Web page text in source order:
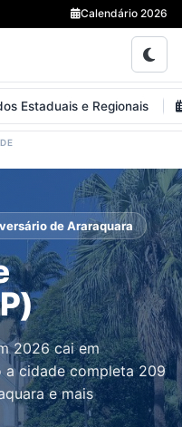
Calendário 2026
Estaduais e Regionais
de Araraquara
2026 cai em
cidade completa 209
e mais